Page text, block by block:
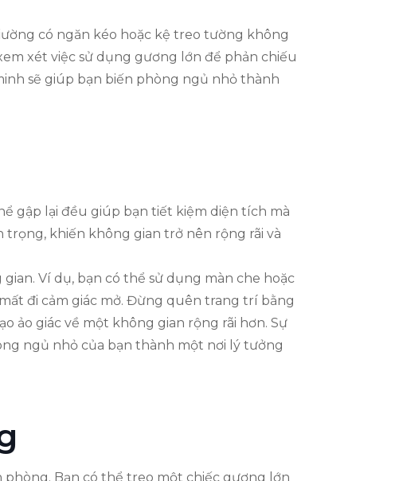
có ngăn kéo hoặc kệ treo tường không
xét việc sử dụng gương lớn để phản chiếu
sẽ giúp bạn biến phòng ngủ nhỏ thành
gập lại đều giúp bạn tiết kiệm diện tích mà
trọng, khiến không gian trở nên rộng rãi và
Ví dụ, bạn có thể sử dụng màn che hoặc
đi cảm giác mở. Đừng quên trang trí bằng
ảo giác về một không gian rộng rãi hơn. Sự
ngủ nhỏ của bạn thành một nơi lý tưởng
phòng. Bạn có thể treo một chiếc gương lớn